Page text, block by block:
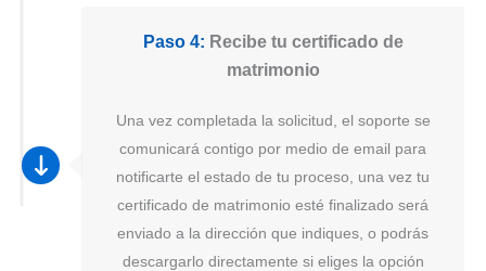
Paso 4: Recibe tu certificado de
matrimonio
Una vez completada la solicitud, el soporte se
comunicará contigo por medio de email para
notificarte el estado de tu proceso, una vez tu
certificado de matrimonio esté finalizado será
enviado a la dirección que indiques, o podrás
descargarlo directamente si eliges la opción